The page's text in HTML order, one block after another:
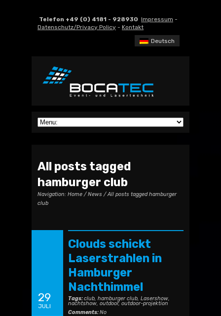
Telefon +49 (0) 4181 - 928930 Impressum -
Datenschutz/Privacy Policy - Kontakt
Deutsch
All posts tagged
hamburger club
Navigation: Home /News / All posts tagged hamburger
club
29
JULI
Clouds schickt
Laserstrahlen in
Hamburger
Nachthimmel
Tags:club, hamburger club, Lasershow,
nachtshow, outdoor, outdoor-projektion
Comments:No